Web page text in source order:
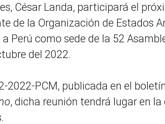
César Landa, participará el
de la Organización de Estados
Perú como sede de la 52
del 2022.
2022-PCM, publicada en el
, dicha reunión tendrá lugar en la